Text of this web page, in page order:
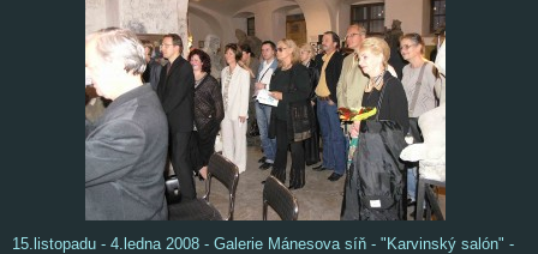
15.listopadu - 4.ledna 2008 - Galerie Mánesova síň - "Karvinský salón" -